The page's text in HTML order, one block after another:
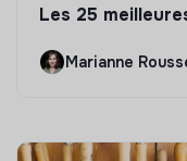
Les 25
Marianne